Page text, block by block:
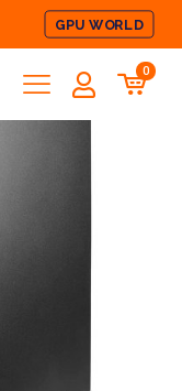
GPU WORLD
0